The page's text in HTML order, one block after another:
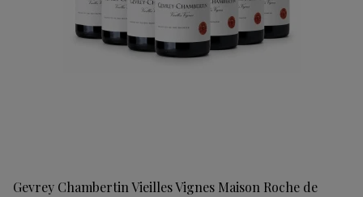
Gevrey Chambertin Vieilles Vignes Maison Roche de